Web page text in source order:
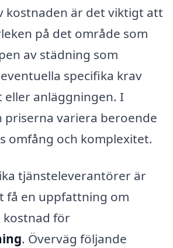
kostnaden är det viktigt att
på det område som
av städning som
specifika krav
anläggningen. I
priserna variera beroende
omfång och komplexitet.
tjänsteleverantörer är
få en uppfattning om
för
. Överväg följande